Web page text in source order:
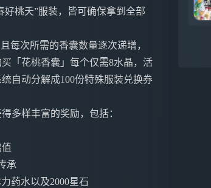
好桃夭”服装，皆可确保拿到全部
每次所需的香囊数量逐次递增，
「花桃香囊」每个仅需8水晶，活
自动分解成100份特殊服装兑换券
多样丰富的奖励，包括：
承
药水以及2000星石